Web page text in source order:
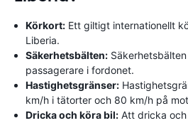
Körkort: Ett giltigt internationellt
Liberia.
Säkerhetsbälten:
passagerare i fordonet.
Hastighetsgränser:
km/h i tätorter och 80 km/h på
Dricka och köra bil: Att dricka